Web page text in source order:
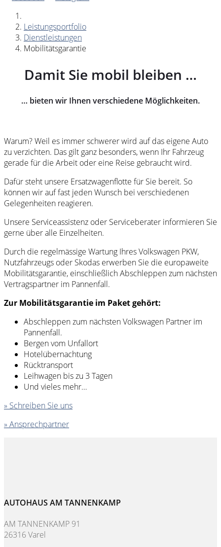
Leistungsportfolio
Dienstleistungen
Mobilitätsgarantie
Damit Sie mobil bleiben …
… bieten wir Ihnen verschiedene Möglichkeiten.
Warum? Weil es immer schwerer wird auf das eigene Auto
zu verzichten. Das gilt ganz besonders, wenn Ihr Fahrzeug
gerade für die Arbeit oder eine Reise gebraucht wird.
Dafür steht unsere Ersatzwagenflotte für Sie bereit. So
können wir auf fast jeden Wunsch bei verschiedenen
Gelegenheiten reagieren.
Unsere Serviceassistenz oder Serviceberater informieren Sie
gerne über alle Einzelheiten.
Durch die regelmässige Wartung Ihres Volkswagen PKW,
Nutzfahrzeugs oder Skodas erwerben Sie die europaweite
Mobilitätsgarantie, einschließlich Abschleppen zum nächsten
Vertragspartner im Pannenfall.
Zur Mobilitätsgarantie im Paket gehört:
Abschleppen zum nächsten Volkswagen Partner im
Pannenfall.
Bergen vom Unfallort
Hotelübernachtung
Rücktransport
Leihwagen bis zu 3 Tagen
Und vieles mehr…
» Schreiben Sie uns
» Ansprechpartner
AUTOHAUS AM TANNENKAMP
AM TANNENKAMP 91
26316 Varel